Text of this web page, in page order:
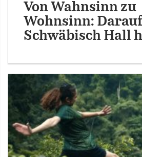
Von Wahnsinn zu
Wohnsinn:
Schwäbisch Hall